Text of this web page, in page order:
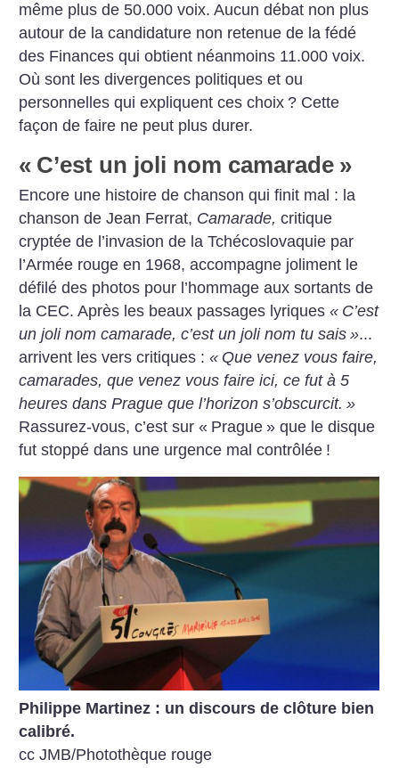
même plus de 50.000 voix. Aucun débat non plus
autour de la candidature non retenue de la fédé
des Finances qui obtient néanmoins 11.000 voix.
Où sont les divergences politiques et ou
personnelles qui expliquent ces choix ? Cette
façon de faire ne peut plus durer.
« C’est un joli nom camarade »
Encore une histoire de chanson qui finit mal : la
chanson de Jean Ferrat, Camarade, critique
cryptée de l’invasion de la Tchécoslovaquie par
l’Armée rouge en 1968, accompagne joliment le
défilé des photos pour l’hommage aux sortants de
la CEC. Après les beaux passages lyriques« C’est
un joli nom camarade, c’est un joli nom tu sais »...
arrivent les vers critiques :« Que venez vous faire,
camarades, que venez vous faire ici, ce fut à 5
heures dans Prague que l’horizon s’obscurcit. »
Rassurez-vous, c’est sur « Prague » que le disque
fut stoppé dans une urgence mal contrôlée !
Philippe Martinez : un discours de clôture bien
calibré.
cc JMB/Photothèque rouge